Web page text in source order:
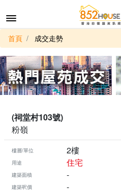
首頁 成交走勢
(祠堂村103號)
粉嶺
樓層/單位 2樓
用途 住宅
建築面積 -
建築呎價 -